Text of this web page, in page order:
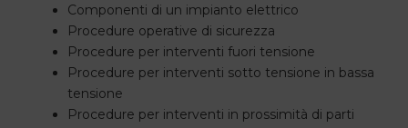
Componenti di un impianto elettrico
Procedure operative di sicurezza
Procedure per interventi fuori tensione
Procedure per interventi sotto tensione in bassa
tensione
Procedure per interventi in prossimità di parti